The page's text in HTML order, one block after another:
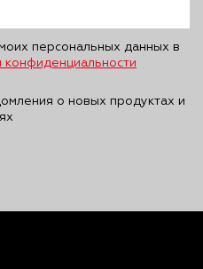
персональных данных в
конфиденциальности
о новых продуктах и